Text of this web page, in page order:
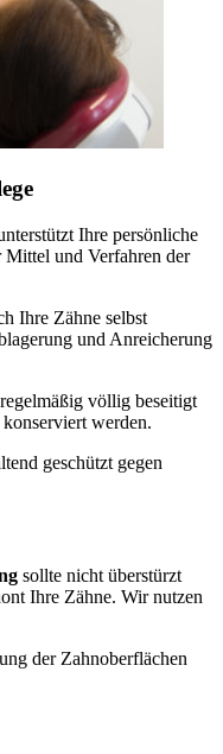
Ihre persönliche
Mittel und Verfahren der
Ihre Zähne selbst
und Anreicherung
völlig beseitigt
werden.
geschützt gegen
sollte nicht überstürzt
Ihre Zähne. Wir nutzen
der Zahnoberflächen